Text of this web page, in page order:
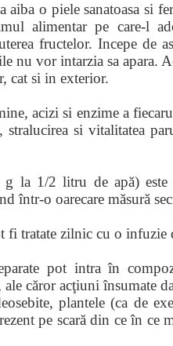
aiba o piele sanatoasa si
alimentar pe care-l
fructelor. Incepe de
nu vor intarzia sa apara.
cat si in exterior.
acizi si enzime a
si vitalitatea
la 1/2 litru de apă) este
într-o oarecare măsură
fi tratate zilnic cu o infuzie
pot intra în
căror acţiuni însumate
plantele (ca de
pe scară din ce în ce